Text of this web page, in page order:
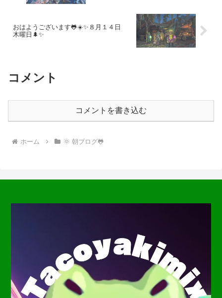
おはようございます🐸☀️✨８月１４日
木曜日🌲✨
コメント
コメントを書き込む
ホーム 🌞 朝ブログ🐸